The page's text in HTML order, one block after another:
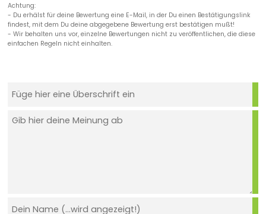
Achtung:
- Du erhälst für deine Bewertung eine E-Mail, in der Du einen Bestätigungslink
findest, mit dem Du deine abgegebene Bewertung erst bestätigen mußt!
- Wir behalten uns vor, einzelne Bewertungen nicht zu veröffentlichen, die diese
einfachen Regeln nicht einhalten.